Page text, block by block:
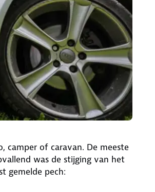
camper of caravan. De meeste
was de stijging van het
gemelde pech: